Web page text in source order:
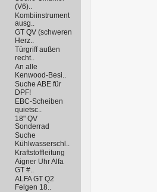
(V6)..
Kombiinstrument
ausg..
GT QV (schweren
Herz..
Türgriff außen
recht..
An alle
Kenwood-Besi..
Suche ABE für
DPF!
EBC-Scheiben
quietsc..
18" QV
Sonderrad
Suche
Kühlwasserschl..
Kraftstoffleitung
Aigner Uhr Alfa
GT #..
ALFA GT Q2
Felgen 18..